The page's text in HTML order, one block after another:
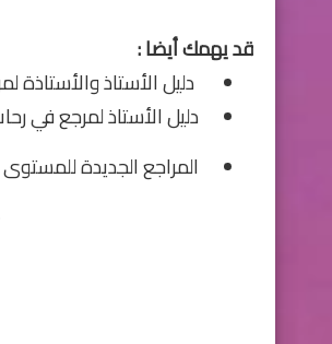
قد يهمك أيضا :
دليل الأستاذ والأستاذة
دليل الأستاذ لمرجع في
المراجع الجديدة للمستوى السادس